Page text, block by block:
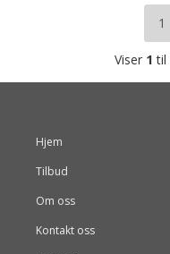
1
Viser 1 til
Hjem
Tilbud
Om oss
Kontakt oss